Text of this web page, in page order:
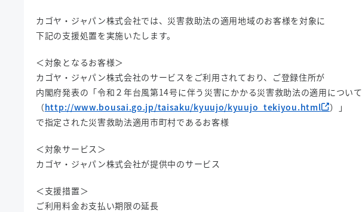
カゴヤ・ジャパン株式会社では、災害救助法の適用地域のお客様を対象に
下記の支援処置を実施いたします。
＜対象となるお客様＞
カゴヤ・ジャパン株式会社のサービスをご利用されており、ご登録住所が
内閣府発表の「令和２年台風第14号に伴う災害にかかる災害救助法の適用について
（http://www.bousai.go.jp/taisaku/kyuujo/kyuujo_tekiyou.html
）」
で指定された災害救助法適用市町村であるお客様
＜対象サービス＞
カゴヤ・ジャパン株式会社が提供中のサービス
＜支援措置＞
ご利用料金お支払い期限の延長